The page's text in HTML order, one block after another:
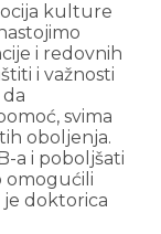
kulture
i redovnih
i važnosti
svima
oboljenja.
a i poboljšati
omogućili
je doktorica